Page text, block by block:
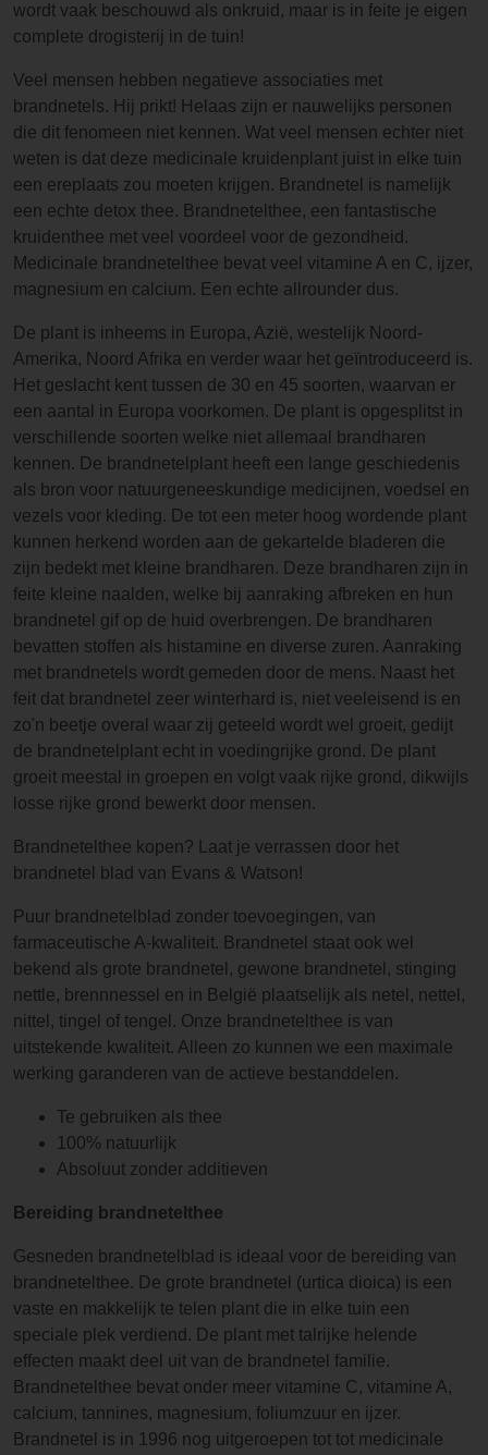
wordt vaak beschouwd als onkruid, maar is in feite je eigen
complete drogisterij in de tuin!
Veel mensen hebben negatieve associaties met
brandnetels. Hij prikt! Helaas zijn er nauwelijks personen
die dit fenomeen niet kennen. Wat veel mensen echter niet
weten is dat deze medicinale kruidenplant juist in elke tuin
een ereplaats zou moeten krijgen. Brandnetel is namelijk
een echte detox thee. Brandnetelthee, een fantastische
kruidenthee met veel voordeel voor de gezondheid.
Medicinale brandnetelthee bevat veel vitamine A en C, ijzer,
magnesium en calcium. Een echte allrounder dus.
De plant is inheems in Europa, Azië, westelijk Noord-
Amerika, Noord Afrika en verder waar het geïntroduceerd is.
Het geslacht kent tussen de 30 en 45 soorten, waarvan er
een aantal in Europa voorkomen. De plant is opgesplitst in
verschillende soorten welke niet allemaal brandharen
kennen. De brandnetelplant heeft een lange geschiedenis
als bron voor natuurgeneeskundige medicijnen, voedsel en
vezels voor kleding. De tot een meter hoog wordende plant
kunnen herkend worden aan de gekartelde bladeren die
zijn bedekt met kleine brandharen. Deze brandharen zijn in
feite kleine naalden, welke bij aanraking afbreken en hun
brandnetel gif op de huid overbrengen. De brandharen
bevatten stoffen als histamine en diverse zuren. Aanraking
met brandnetels wordt gemeden door de mens. Naast het
feit dat brandnetel zeer winterhard is, niet veeleisend is en
zo'n beetje overal waar zij geteeld wordt wel groeit, gedijt
de brandnetelplant echt in voedingrijke grond. De plant
groeit meestal in groepen en volgt vaak rijke grond, dikwijls
losse rijke grond bewerkt door mensen.
Brandnetelthee kopen? Laat je verrassen door het
brandnetel blad van Evans & Watson!
Puur brandnetelblad zonder toevoegingen, van
farmaceutische A-kwaliteit. Brandnetel staat ook wel
bekend als grote brandnetel, gewone brandnetel, stinging
nettle, brennnessel en in België plaatselijk als netel, nettel,
nittel, tingel of tengel. Onze brandnetelthee is van
uitstekende kwaliteit. Alleen zo kunnen we een maximale
werking garanderen van de actieve bestanddelen.
Te gebruiken als thee
100% natuurlijk
Absoluut zonder additieven
Bereiding brandnetelthee
Gesneden brandnetelblad is ideaal voor de bereiding van
brandnetelthee. De grote brandnetel (urtica dioica) is een
vaste en makkelijk te telen plant die in elke tuin een
speciale plek verdiend. De plant met talrijke helende
effecten maakt deel uit van de brandnetel familie.
Brandnetelthee bevat onder meer vitamine C, vitamine A,
calcium, tannines, magnesium, foliumzuur en ijzer.
Brandnetel is in 1996 nog uitgeroepen tot tot medicinale